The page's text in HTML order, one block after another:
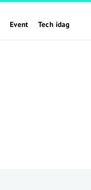
Event Tech idag